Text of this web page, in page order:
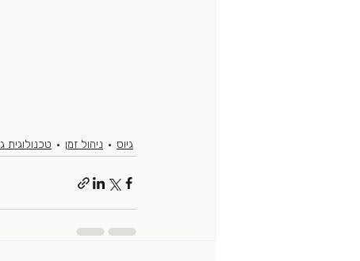
גיוס
ניהול זמן טכנולוגית